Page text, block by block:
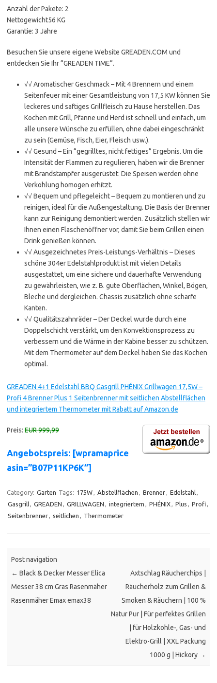
Anzahl der Pakete: 2
Nettogewicht56 KG
Garantie: 3 Jahre
Besuchen Sie unsere eigene Website GREADEN.COM und
entdecken Sie Ihr “GREADEN TIME”.
√√ Aromatischer Geschmack – Mit 4 Brennern und einem
Seitenfeuer mit einer Gesamtleistung von 17,5 KW können Sie
leckeres und saftiges Grillfleisch zu Hause herstellen. Das
Kochen mit Grill, Pfanne und Herd ist schnell und einfach, um
alle unsere Wünsche zu erfüllen, ohne dabei eingeschränkt
zu sein (Gemüse, Fisch, Eier, Fleisch usw.).
√√ Gesund – Ein “gegrilltes, nicht fettiges” Ergebnis. Um die
Intensität der Flammen zu regulieren, haben wir die Brenner
mit Brandstampfer ausgerüstet: Die Speisen werden ohne
Verkohlung homogen erhitzt.
√√ Bequem und pflegeleicht – Bequem zu montieren und zu
reinigen, ideal für die Außengestaltung. Die Basis der Brenner
kann zur Reinigung demontiert werden. Zusätzlich stellen wir
Ihnen einen Flaschenöffner vor, damit Sie beim Grillen einen
Drink genießen können.
√√ Ausgezeichnetes Preis-Leistungs-Verhältnis – Dieses
schöne 304er Edelstahlprodukt ist mit vielen Details
ausgestattet, um eine sichere und dauerhafte Verwendung
zu gewährleisten, wie z. B. gute Oberflächen, Winkel, Bögen,
Bleche und dergleichen. Chassis zusätzlich ohne scharfe
Kanten.
√√ Qualitätszahnräder – Der Deckel wurde durch eine
Doppelschicht verstärkt, um den Konvektionsprozess zu
verbessern und die Wärme in der Kabine besser zu schützen.
Mit dem Thermometer auf dem Deckel haben Sie das Kochen
optimal.
GREADEN 4+1 Edelstahl BBQ Gasgrill PHÉNIX Grillwagen 17,5W –
Profi 4 Brenner Plus 1 Seitenbrenner mit seitlichen Abstellflächen
und integriertem Thermometer mit Rabatt auf Amazon.de
Preis: EUR 999,99
Angebotspreis: [wpramaprice
asin=”B07P11KP6K”]
Category: Garten Tags: 175W, Abstellflächen , Brenner, Edelstahl,
Gasgrill, GREADEN , GRILLWAGEN , integriertem , PHÉNIX, Plus , Profi,
Seitenbrenner, seitlichen , Thermometer
Post navigation
← Black & Decker Messer Elica
Messer 38 cm Gras Rasenmäher
Rasenmäher Emax emax38
Axtschlag Räucherchips |
Räucherholz zum Grillen &
Smoken & Räuchern | 100 %
Natur Pur | Für perfektes Grillen
| für Holzkohle-, Gas- und
Elektro-Grill | XXL Packung
1000 g | Hickory →